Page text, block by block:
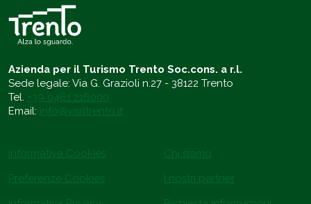
Azienda per il Turismo Trento Soc.cons. a r.l.
Sede legale: Via G. Grazioli n.27 - 38122 Trento
Tel. +39 0461 216000
Email: info@visittrento.it
Informativa Cookies
Preferenze Cookies
Chi siamo
I nostri partner